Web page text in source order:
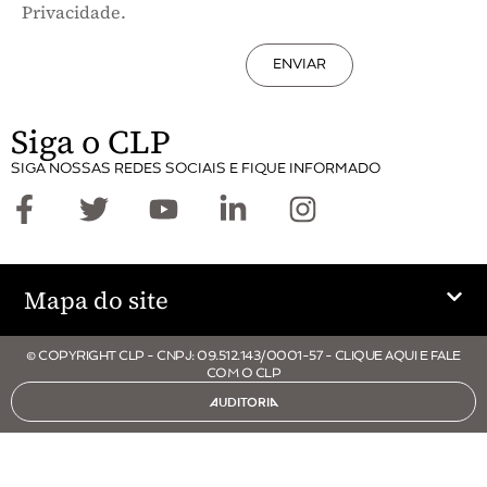
Privacidade.
ENVIAR
Siga o CLP
SIGA NOSSAS REDES SOCIAIS E FIQUE INFORMADO
Mapa do site
© COPYRIGHT CLP - CNPJ: 09.512.143/0001-57 - CLIQUE AQUI E FALE
COM O CLP
AUDITORIA